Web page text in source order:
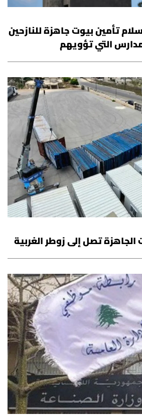
تأمين بيوت جاهزة للنازحين
التي تؤويهم
تصل إلى زوطر الغربية